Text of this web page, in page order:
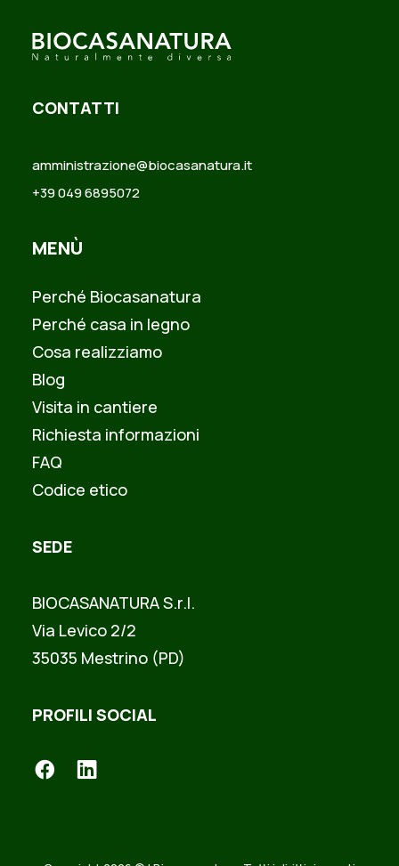
CONTATTI
amministrazione@biocasanatura.it
+39 049 6895072
MENÙ
Perché Biocasanatura
Perché casa in legno
Cosa realizziamo
Blog
Visita in cantiere
Richiesta informazioni
FAQ
Codice etico
SEDE
BIOCASANATURA S.r.l.
Via Levico 2/2
35035 Mestrino (PD)
PROFILI SOCIAL